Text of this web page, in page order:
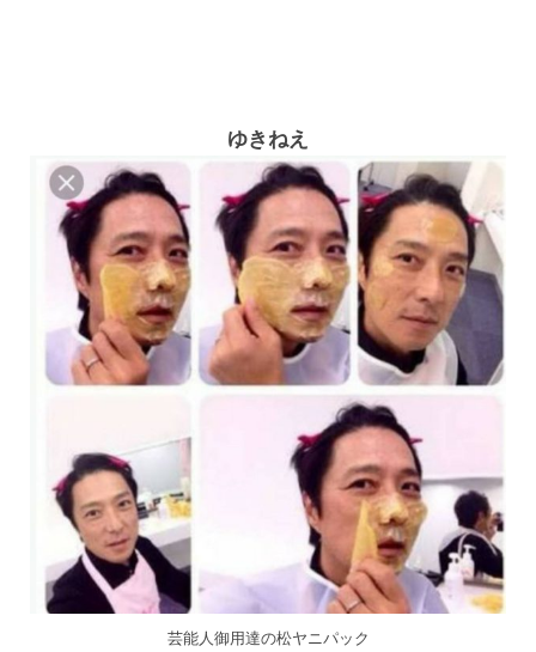
ゆきねえ
芸能人御用達の松ヤニパック